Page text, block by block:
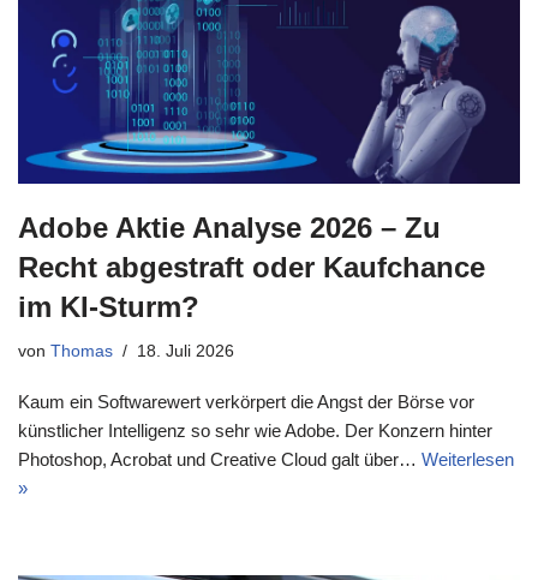
Adobe Aktie Analyse 2026 – Zu
Recht abgestraft oder Kaufchance
im KI-Sturm?
von Thomas 18. Juli 2026
Kaum ein Softwarewert verkörpert die Angst der Börse vor
künstlicher Intelligenz so sehr wie Adobe. Der Konzern hinter
Photoshop, Acrobat und Creative Cloud galt über… Weiterlesen
»